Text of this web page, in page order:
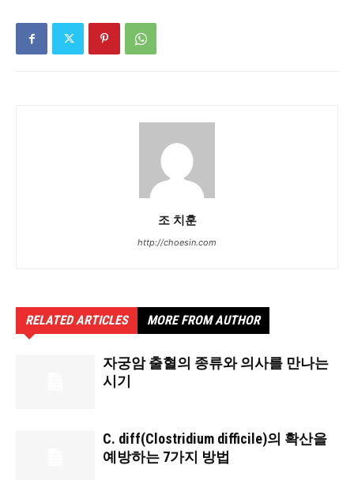
조 치훈
http://choesin.com
RELATED ARTICLES MORE FROM AUTHOR
자궁암 출혈의 종류와 의사를 만나는
시기
C. diff(Clostridium difficile)의 확산을
예방하는 7가지 방법